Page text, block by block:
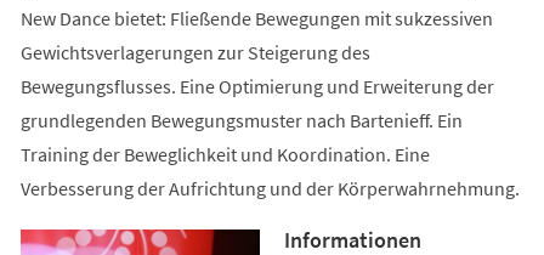
New Dance bietet: Fließende Bewegungen mit sukzessiven
Gewichtsverlagerungen zur Steigerung des
Bewegungsflusses. Eine Optimierung und Erweiterung der
grundlegenden Bewegungsmuster nach Bartenieff. Ein
Training der Beweglichkeit und Koordination. Eine
Verbesserung der Aufrichtung und der Körperwahrnehmung.
Informationen